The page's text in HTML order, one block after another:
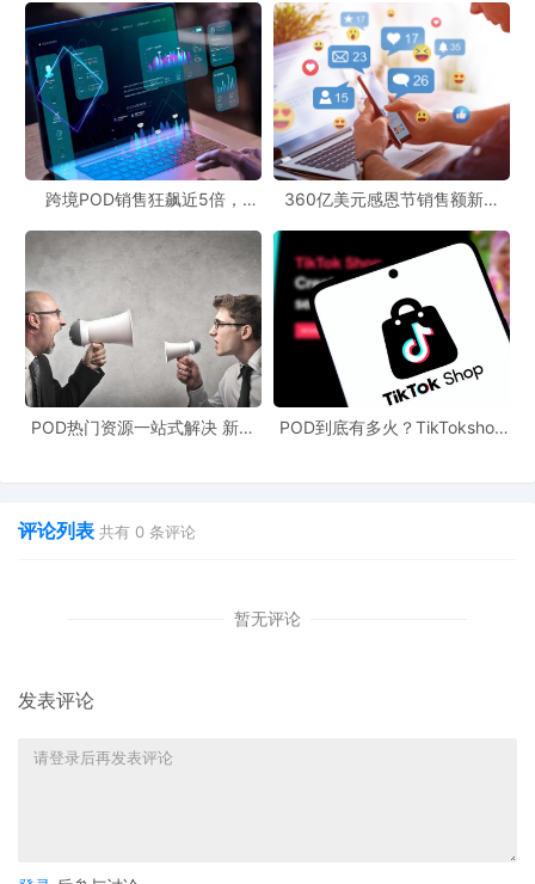
身机器人、脑机接口设备、生物基材料、AI智能康复设备等成为备
受欢迎的展品。
“广交会上越来越多地出现新产品，我在其他地方从未见过。”美
国品牌授权公司Established商务拓展经理弗朗索瓦·斯科利奇
说，“我从2001年起就开始参加广交会，展位和产品的质量都在不断
提升。”
本届广交会首次推出了采用“蓝牙+5G+北斗”技术的展位级导
航，升级AI逛展、智能指路等设施，为远道而来的采购商提供贴心
服务。
来自萨尔瓦多的采购商卡洛斯已连续十年参加广交会。十年
来，通过与中国合作伙伴的持续合作，他的公司从小型外包公司发
“我见证了中国经济高速发展过程。在我心中，中国将是全球经
中国对外贸易中心主任朱咏表示，参展企业和境外采购商是广
跨境POD销售狂飙近5倍，
360亿美元感恩节销售额新纪
新风潮！
POD热门资源一站式解决 新手
POD到底有多火？TikTokshop
评论列表 共有 0 条评论
暂无评论
发表评论